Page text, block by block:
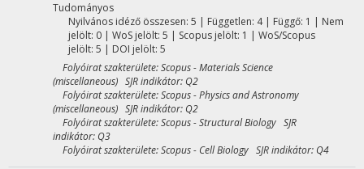
Tudományos
Nyilvános idéző összesen: 5 | Független: 4 | Függő: 1 | Nem
jelölt: 0 | WoS jelölt: 5 | Scopus jelölt: 1 | WoS/Scopus
jelölt: 5 | DOI jelölt: 5
Folyóirat szakterülete: Scopus - Materials Science
(miscellaneous) SJR indikátor: Q2
Folyóirat szakterülete: Scopus - Physics and Astronomy
(miscellaneous) SJR indikátor: Q2
Folyóirat szakterülete: Scopus - Structural Biology SJR
indikátor: Q3
Folyóirat szakterülete: Scopus - Cell Biology SJR indikátor: Q4